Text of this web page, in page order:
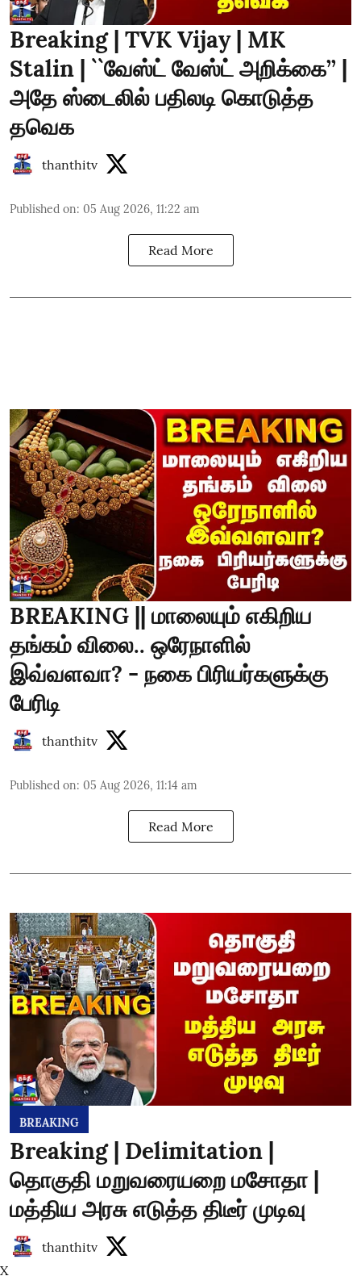
Breaking | TVK Vijay | MK
Stalin | ``வேஸ்ட் வேஸ்ட் அறிக்கை’’ |
அதே ஸ்டைலில் பதிலடி கொடுத்த
தவெக
thanthitv
Published on: 05 Aug 2026, 11:22 am
Read More
BREAKING || மாலையும் எகிறிய
தங்கம் விலை.. ஒரேநாளில்
இவ்வளவா? - நகை பிரியர்களுக்கு
பேரிடி
thanthitv
Published on: 05 Aug 2026, 11:14 am
Read More
BREAKING
Breaking | Delimitation |
தொகுதி மறுவரையறை மசோதா |
மத்திய அரசு எடுத்த திடீர் முடிவு
thanthitv
X